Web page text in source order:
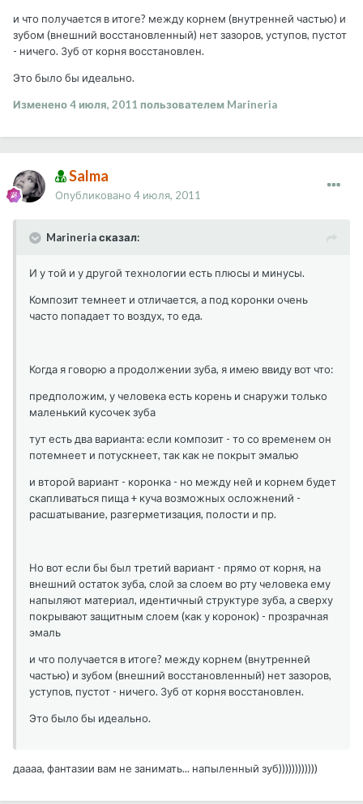
и что получается в итоге? между корнем (внутренней частью) и
зубом (внешний восстановленный) нет зазоров, уступов, пустот
- ничего. Зуб от корня восстановлен.
Это было бы идеально.
Изменено4 июля, 2011 пользователем Marineria
Salma
Опубликовано 4 июля, 2011
Marineria сказал:
И у той и у другой технологии есть плюсы и минусы.
Композит темнеет и отличается, а под коронки очень
часто попадает то воздух, то еда.
Когда я говорю а продолжении зуба, я имею ввиду вот что:
предположим, у человека есть корень и снаружи только
маленький кусочек зуба
тут есть два варианта: если композит - то со временем он
потемнеет и потускнеет, так как не покрыт эмалью
и второй вариант - коронка - но между ней и корнем будет
скапливаться пища + куча возможных осложнений -
расшатывание, разгерметизация, полости и пр.
Но вот если бы был третий вариант - прямо от корня, на
внешний остаток зуба, слой за слоем во рту человека ему
напыляют материал, идентичный структуре зуба, а сверху
покрывают защитным слоем (как у коронок) - прозрачная
эмаль
и что получается в итоге? между корнем (внутренней
частью) и зубом (внешний восстановленный) нет зазоров,
уступов, пустот - ничего. Зуб от корня восстановлен.
Это было бы идеально.
даааа, фантазии вам не занимать... напыленный зуб))))))))))))